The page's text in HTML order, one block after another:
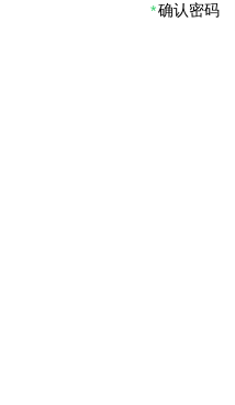
确认密码